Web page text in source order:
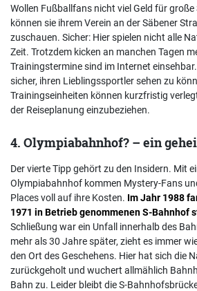
Wollen Fußballfans nicht viel Geld für große
können sie ihrem Verein an der Säbener
zuschauen. Sicher: Hier spielen nicht alle
Zeit. Trotzdem kicken an manchen Tagen
Trainingstermine sind im Internet
sicher, ihren Lieblingssportler sehen zu
Trainingseinheiten können kurzfristig
der Reiseplanung einzubeziehen.
4. Olympiabahnhof? – ein
Der vierte Tipp gehört zu den Insidern. Mit
Olympiabahnhof kommen Mystery-Fans
Places voll auf ihre Kosten. Im Jahr 1988
1971 in Betrieb genommenen S-Bahnhof
Schließung war ein Unfall innerhalb des
mehr als 30 Jahre später, zieht es immer
den Ort des Geschehens. Hier hat sich die
zurückgeholt und wuchert allmählich
Bahn zu. Leider bleibt die S-